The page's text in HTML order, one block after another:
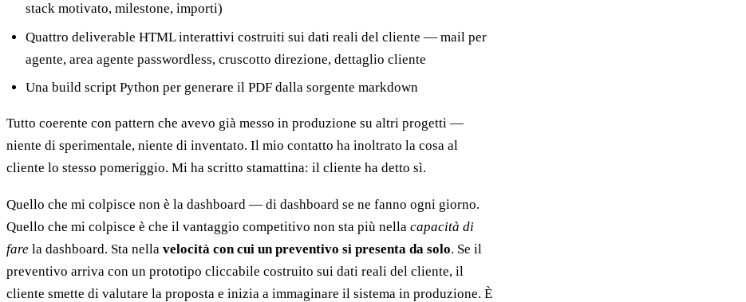
stack motivato, milestone, importi)
Quattro deliverable HTML interattivi costruiti sui dati reali del cliente — mail per
agente, area agente passwordless, cruscotto direzione, dettaglio cliente
Una build script Python per generare il PDF dalla sorgente markdown
Tutto coerente con pattern che avevo già messo in produzione su altri progetti —
niente di sperimentale, niente di inventato. Il mio contatto ha inoltrato la cosa al
cliente lo stesso pomeriggio. Mi ha scritto stamattina: il cliente ha detto sì.
Quello che mi colpisce non è la dashboard — di dashboard se ne fanno ogni giorno.
Quello che mi colpisce è che il vantaggio competitivo non sta più nella capacità di
fare la dashboard. Sta nella velocità con cui un preventivo si presenta da solo. Se il
preventivo arriva con un prototipo cliccabile costruito sui dati reali del cliente, il
cliente smette di valutare la proposta e inizia a immaginare il sistema in produzione. È